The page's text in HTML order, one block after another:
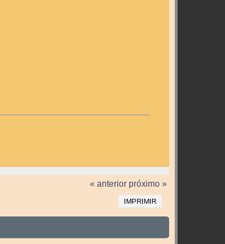
« anterior próximo »
IMPRIMIR